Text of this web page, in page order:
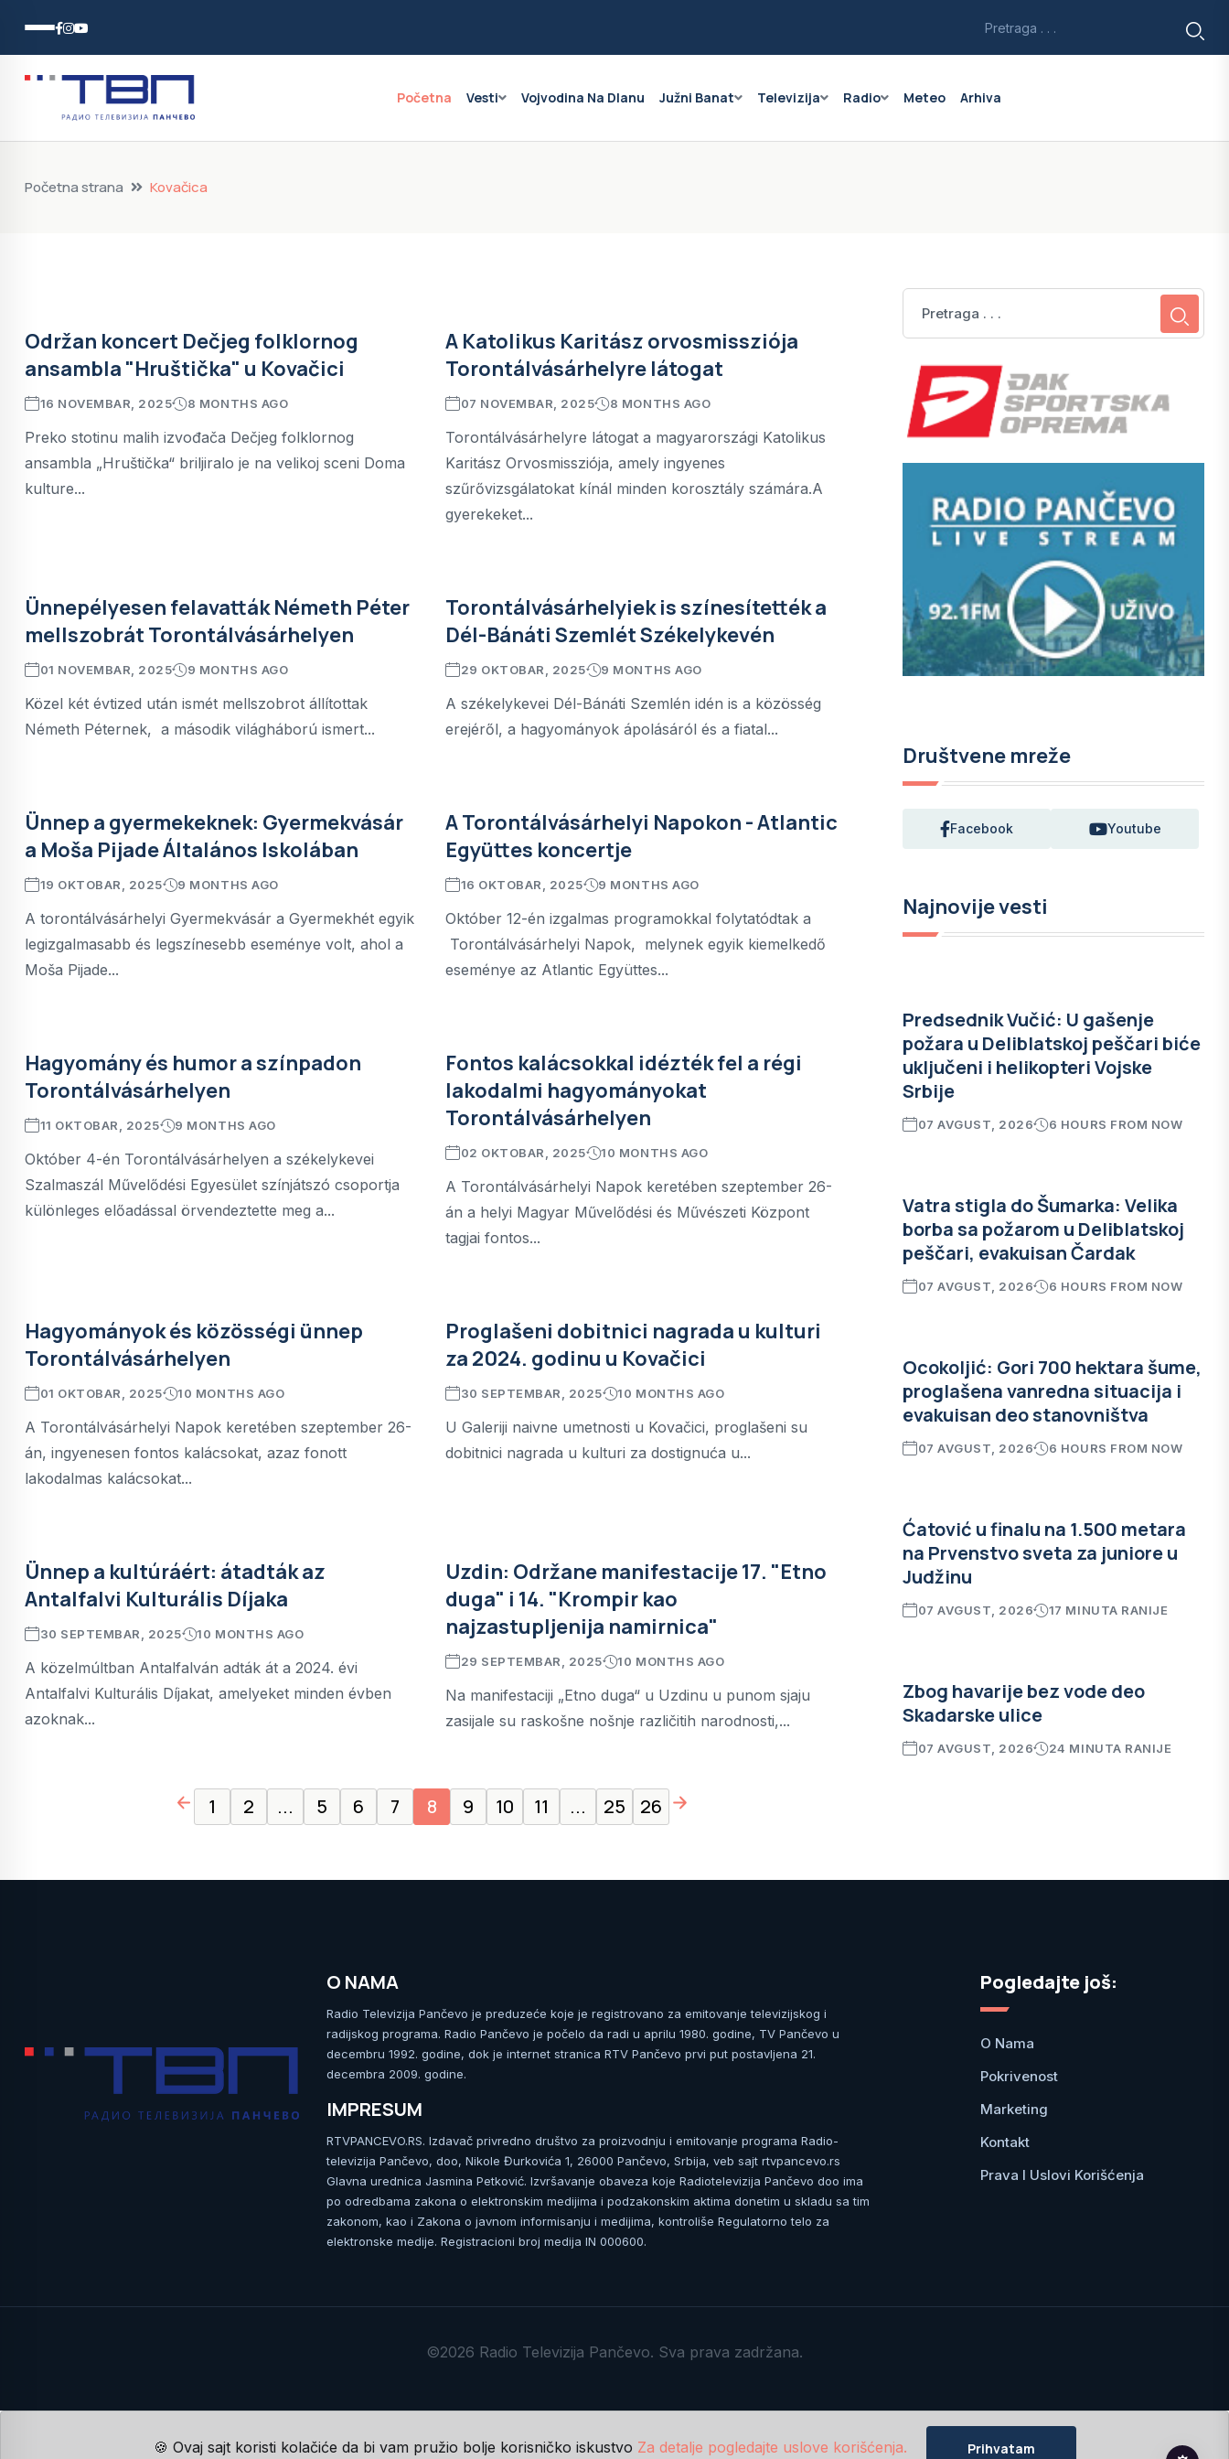
Početna Vesti Vojvodina Na Dlanu Južni Banat Televizija Radio Meteo Arhiva
Početna strana Kovačica
Održan koncert Dečjeg folklornog
ansambla "Hruštička" u Kovačici
16 NOVEMBAR, 2025 8 MONTHS AGO
Preko stotinu malih izvođača Dečjeg folklornog
ansambla „Hruštička“ briljiralo je na velikoj sceni Doma
kulture...
A Katolikus Karitász orvosmissziója
Torontálvásárhelyre látogat
07 NOVEMBAR, 2025 8 MONTHS AGO
Torontálvásárhelyre látogat a magyarországi Katolikus
Karitász Orvosmissziója, amely ingyenes
szűrővizsgálatokat kínál minden korosztály számára.A
gyerekeket...
Ünnepélyesen felavatták Németh Péter
mellszobrát Torontálvásárhelyen
01 NOVEMBAR, 2025 9 MONTHS AGO
Közel két évtized után ismét mellszobrot állítottak
Németh Péternek, a második világháború ismert...
Torontálvásárhelyiek is színesítették a
Dél-Bánáti Szemlét Székelykevén
29 OKTOBAR, 2025 9 MONTHS AGO
A székelykevei Dél-Bánáti Szemlén idén is a közösség
erejéről, a hagyományok ápolásáról és a fiatal...
Ünnep a gyermekeknek: Gyermekvásár
a Moša Pijade Általános Iskolában
19 OKTOBAR, 2025 9 MONTHS AGO
A torontálvásárhelyi Gyermekvásár a Gyermekhét egyik
legizgalmasabb és legszínesebb eseménye volt, ahol a
Moša Pijade...
A Torontálvásárhelyi Napokon - Atlantic
Együttes koncertje
16 OKTOBAR, 2025 9 MONTHS AGO
Október 12-én izgalmas programokkal folytatódtak a
Torontálvásárhelyi Napok, melynek egyik kiemelkedő
eseménye az Atlantic Együttes...
Hagyomány és humor a színpadon
Torontálvásárhelyen
11 OKTOBAR, 2025 9 MONTHS AGO
Október 4-én Torontálvásárhelyen a székelykevei
Szalmaszál Művelődési Egyesület színjátszó csoportja
különleges előadással örvendeztette meg a...
Fontos kalácsokkal idézték fel a régi
lakodalmi hagyományokat
Torontálvásárhelyen
02 OKTOBAR, 2025 10 MONTHS AGO
A Torontálvásárhelyi Napok keretében szeptember 26-
án a helyi Magyar Művelődési és Művészeti Központ
tagjai fontos...
Hagyományok és közösségi ünnep
Torontálvásárhelyen
01 OKTOBAR, 2025 10 MONTHS AGO
A Torontálvásárhelyi Napok keretében szeptember 26-
án, ingyenesen fontos kalácsokat, azaz fonott
lakodalmas kalácsokat...
Proglašeni dobitnici nagrada u kulturi
za 2024. godinu u Kovačici
30 SEPTEMBAR, 2025 10 MONTHS AGO
U Galeriji naivne umetnosti u Kovačici, proglašeni su
dobitnici nagrada u kulturi za dostignuća u...
Ünnep a kultúráért: átadták az
Antalfalvi Kulturális Díjaka
30 SEPTEMBAR, 2025 10 MONTHS AGO
A közelmúltban Antalfalván adták át a 2024. évi
Antalfalvi Kulturális Díjakat, amelyeket minden évben
azoknak...
Uzdin: Održane manifestacije 17. "Etno
duga" i 14. "Krompir kao
najzastupljenija namirnica"
29 SEPTEMBAR, 2025 10 MONTHS AGO
Na manifestaciji „Etno duga“ u Uzdinu u punom sjaju
zasijale su raskošne nošnje različitih narodnosti,...
page left arrow
1 2 ... 5 6 7 8 9 10 11 ... 25 26
Društvene mreže
Facebook Youtube
Najnovije vesti
Predsednik Vučić: U gašenje
požara u Deliblatskoj peščari biće
uključeni i helikopteri Vojske
Srbije
07 AVGUST, 2026 6 HOURS FROM NOW
Vatra stigla do Šumarka: Velika
borba sa požarom u Deliblatskoj
peščari, evakuisan Čardak
07 AVGUST, 2026 6 HOURS FROM NOW
Ocokoljić: Gori 700 hektara šume,
proglašena vanredna situacija i
evakuisan deo stanovništva
07 AVGUST, 2026 6 HOURS FROM NOW
Ćatović u finalu na 1.500 metara
na Prvenstvo sveta za juniore u
Judžinu
07 AVGUST, 2026 17 MINUTA RANIJE
Zbog havarije bez vode deo
Skadarske ulice
07 AVGUST, 2026 24 MINUTA RANIJE
O NAMA
Radio Televizija Pančevo je preduzeće koje je registrovano za emitovanje televizijskog i
radijskog programa. Radio Pančevo je počelo da radi u aprilu 1980. godine, TV Pančevo u
decembru 1992. godine, dok je internet stranica RTV Pančevo prvi put postavljena 21.
decembra 2009. godine.
IMPRESUM
RTVPANCEVO.RS. Izdavač privredno društvo za proizvodnju i emitovanje programa Radio-
televizija Pančevo, doo, Nikole Đurkovića 1, 26000 Pančevo, Srbija, veb sajt rtvpancevo.rs
Glavna urednica Jasmina Petković. Izvršavanje obaveza koje Radiotelevizija Pančevo doo ima
po odredbama zakona o elektronskim medijima i podzakonskim aktima donetim u skladu sa tim
zakonom, kao i Zakona o javnom informisanju i medijima, kontroliše Regulatorno telo za
elektronske medije. Registracioni broj medija IN 000600.
Pogledajte još:
O Nama
Pokrivenost
Marketing
Kontakt
Prava I Uslovi Korišćenja
©2026 Radio Televizija Pančevo. Sva prava zadržana.
🍪 Ovaj sajt koristi kolačiće da bi vam pružio bolje korisničko iskustvo Za detalje pogledajte uslove korišćenja. Prihvatam